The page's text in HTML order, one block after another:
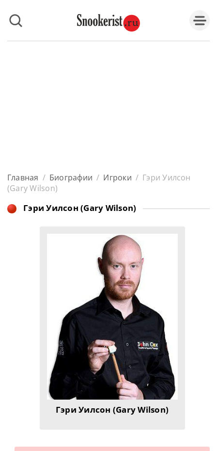
Главная / Биографии / Игроки / Гэри Уилсон
(Gary Wilson)
Гэри Уилсон (Gary Wilson)
Гэри Уилсон (Gary Wilson)